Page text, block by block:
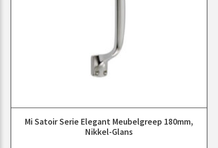
Mi Satoir Serie Elegant Meubelgreep 180mm,
Nikkel-Glans